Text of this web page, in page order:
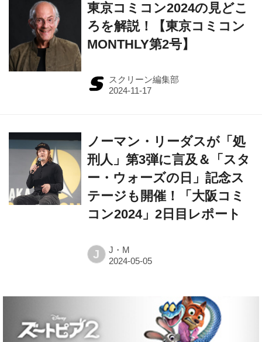
東京コミコン2024の見どこ
ろを解説！【東京コミコン
MONTHLY第2号】
スクリーン編集部
ノーマン・リーダスが「処
刑人」第3弾に言及＆「スタ
ー・ウォーズの日」記念ス
テージも開催！「大阪コミ
コン2024」2日目レポート
J J・M